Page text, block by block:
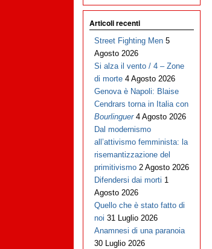
Articoli recenti
Street Fighting Men 5
Agosto 2026
Si alza il vento / 4 – Zone
di morte 4 Agosto 2026
Genova è Napoli: Blaise
Cendrars torna in Italia con
Bourlinguer 4 Agosto 2026
Dal modernismo
all’attivismo femminista: la
risemantizzazione del
primitivismo 2 Agosto 2026
Difendersi dai morti 1
Agosto 2026
Quello che è stato fatto di
noi 31 Luglio 2026
Anamnesi di una paranoia
30 Luglio 2026